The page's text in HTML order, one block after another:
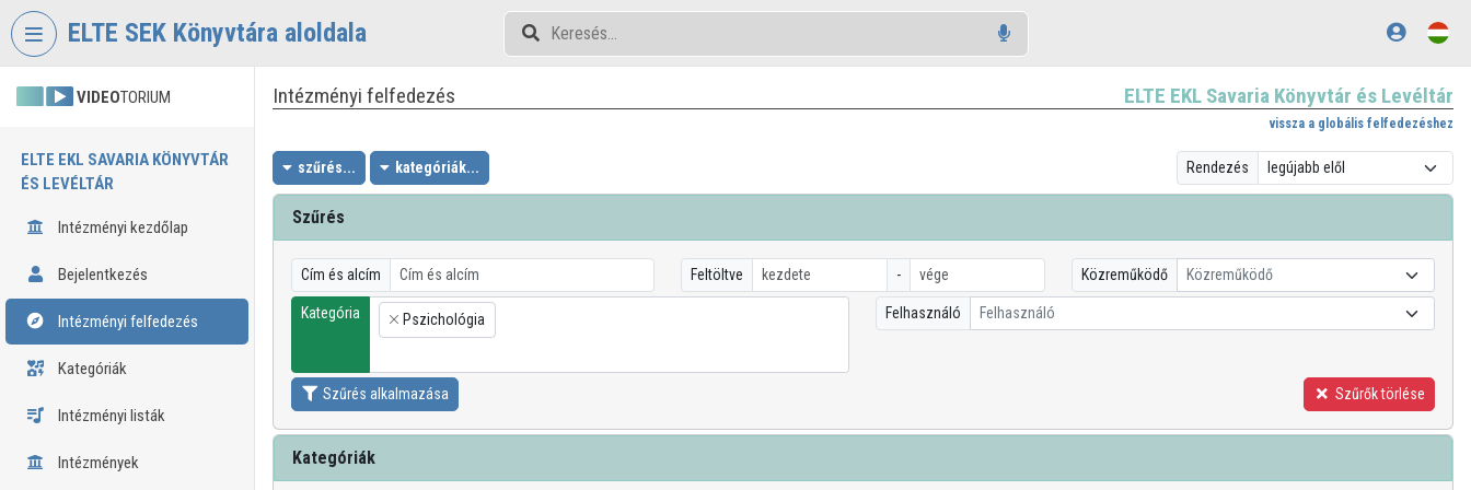
Fejléc kihagyása
ELTE SEK Könyvtára aloldala
VIDEOTORIUM
ELTE EKL SAVARIA KÖNYVTÁR
ÉS LEVÉLTÁR
Intézményi kezdőlap
Bejelentkezés
Intézményi felfedezés
Kategóriák
Intézményi listák
Intézmények
Intézményi felfedezés ELTE EKL Savaria Könyvtár és Levéltár
vissza a globális felfedezéshez
szűrés... kategóriák... Rendezés
Szűrés
Cím és alcím Feltöltve - Közreműködő Közreműködő
Kategória
×
Pszichológia Felhasználó Felhasználó
Szűrés alkalmazása Szűrők törlése
Kategóriák